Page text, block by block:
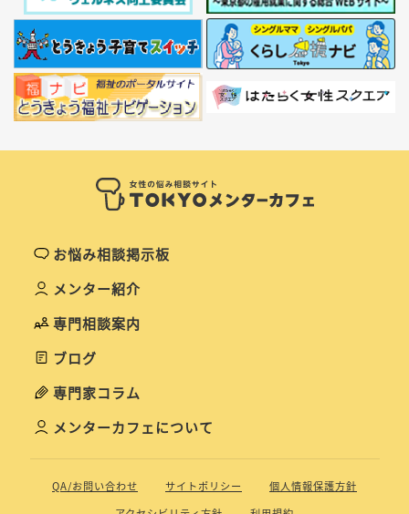
お悩み相談掲示板
メンター紹介
専門相談案内
ブログ
専門家コラム
メンターカフェについて
QA/お問い合わせ サイトポリシー
個人情報保護方針